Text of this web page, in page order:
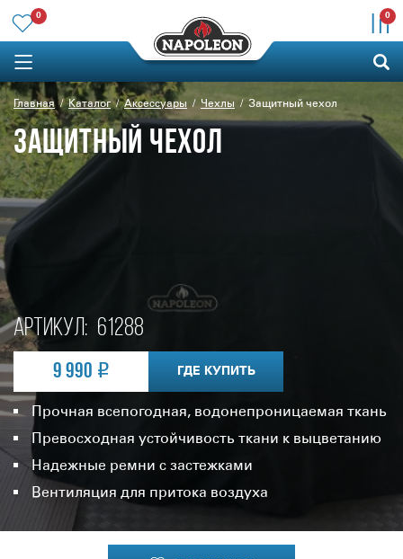
0 0
Главная Каталог Аксессуары Чехлы Защитный чехол
ЗАЩИТНЫЙ ЧЕХОЛ
Артикул: 61288
9 990 ГДЕ КУПИТЬ
Прочная всепогодная, водонепроницаемая ткань
Превосходная устойчивость ткани к выцветанию
Надежные ремни с застежками
Вентиляция для притока воздуха